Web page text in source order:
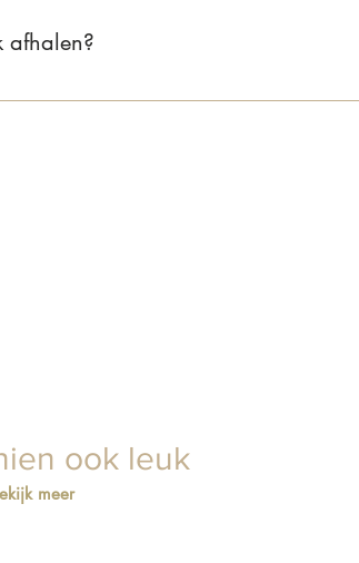
afhalen?
om je bestelling af te halen in onze
ook leuk
meer